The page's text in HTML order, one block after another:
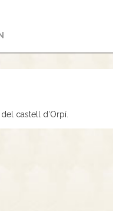
castell d'Orpí.